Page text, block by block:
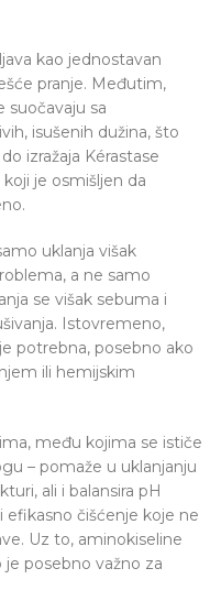
kao jednostavan
pranje. Međutim,
suočavaju sa
isušenih dužina, što
izražaja Kérastase
je osmišljen da
uklanja višak
a ne samo
se višak sebuma i
Istovremeno,
potrebna, posebno ako
ili hemijskim
među kojima se ističe
– pomaže u uklanjanju
ali i balansira pH
efikasno čišćenje koje ne
Uz to, aminokiseline
posebno važno za